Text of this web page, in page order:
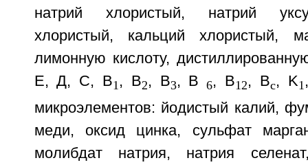
натрий хлористый, натрий
хлористый, кальций хлористый,
лимонную кислоту,
Е, Д, С, B1, В2, В3, В 6, В12, Bc, K1
микроэлементов: йодистый калий,
меди, оксид цинка, сульфат
молибдат натрия, натрия